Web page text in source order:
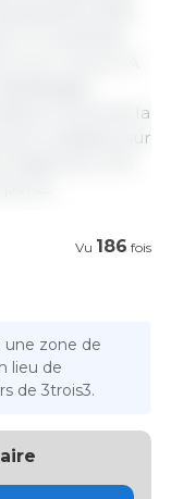
2023
un vendredi ;
sur 4 jours ! A
à celui de la
abattus sur
de 1,2 %
Vu 186 fois
une zone de
lieu de
de 3trois3.